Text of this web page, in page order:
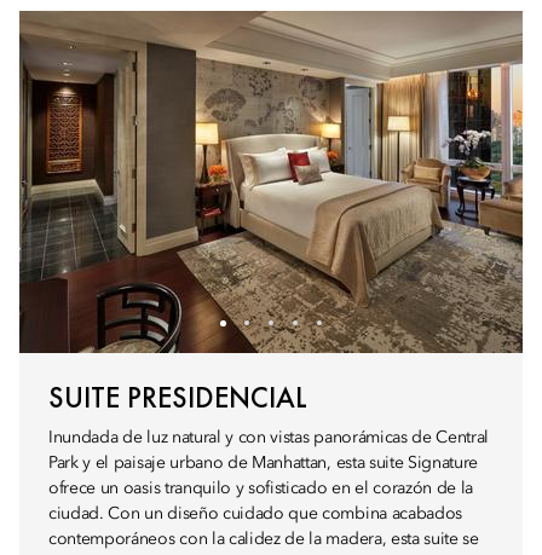
SUITE PRESIDENCIAL
Inundada de luz natural y con vistas panorámicas de Central
Park y el paisaje urbano de Manhattan, esta suite Signature
ofrece un oasis tranquilo y sofisticado en el corazón de la
ciudad. Con un diseño cuidado que combina acabados
contemporáneos con la calidez de la madera, esta suite se